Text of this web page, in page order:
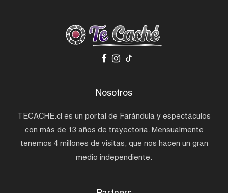
Nosotros
TECACHE.cl es un portal de Farándula y espectáculos
con más de 13 años de trayectoria. Mensualmente
tenemos 4 millones de visitas, que nos hacen un gran
medio independiente.